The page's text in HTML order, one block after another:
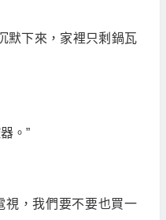
默下來，家裡只剩鍋瓦
。”
視，我們要不要也買一